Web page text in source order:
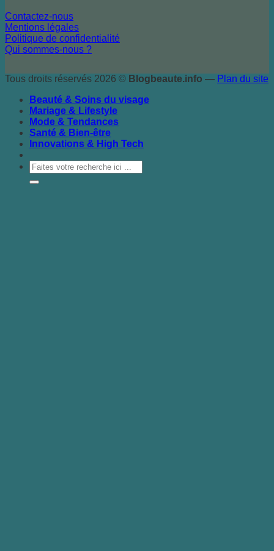
Contactez-nous
Mentions légales
Politique de confidentialité
Qui sommes-nous ?
Tous droits réservés 2026 © Blogbeaute.info — Plan du site
Beauté & Soins du visage
Mariage & Lifestyle
Mode & Tendances
Santé & Bien-être
Innovations & High Tech